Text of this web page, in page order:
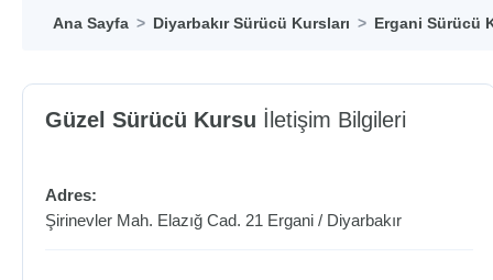
Ana Sayfa Diyarbakır Sürücü Kursları Ergani Sürücü
Güzel Sürücü Kursu İletişim Bilgileri
Adres:
Şirinevler Mah. Elazığ Cad. 21 Ergani / Diyarbakır